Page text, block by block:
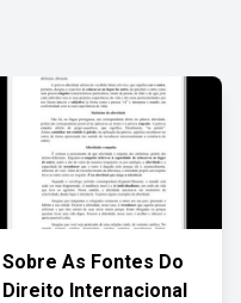
Sobre As Fontes Do
Direito Internacional